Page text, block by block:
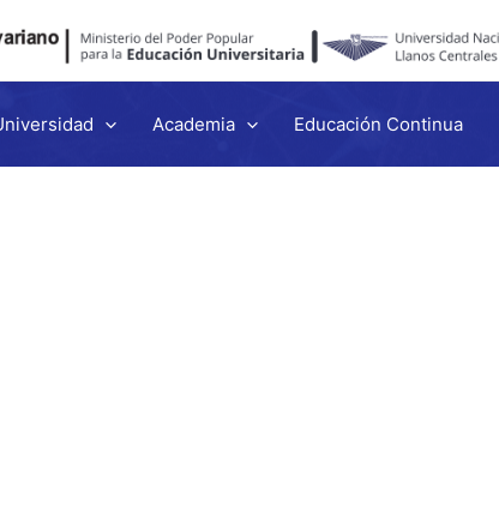
Academia Educación Continua